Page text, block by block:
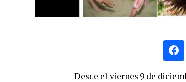
Desde el viernes 9 de